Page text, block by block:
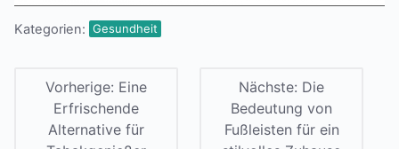
Kategorien: Gesundheit
Vorherige: Eine
Erfrischende
Alternative für
Nächste: Die
Bedeutung von
Fußleisten für ein